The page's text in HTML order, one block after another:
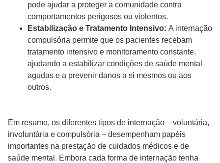
pode ajudar a proteger a comunidade contra
comportamentos perigosos ou violentos.
Estabilização e Tratamento Intensivo: A internação
compulsória permite que os pacientes recebam
tratamento intensivo e monitoramento constante,
ajudando a estabilizar condições de saúde mental
agudas e a prevenir danos a si mesmos ou aos
outros.
Em resumo, os diferentes tipos de internação – voluntária,
involuntária e compulsória – desempenham papéis
importantes na prestação de cuidados médicos e de
saúde mental. Embora cada forma de internação tenha